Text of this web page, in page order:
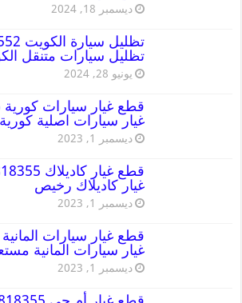
ديسمبر 18, 2024
تظليل سيارات متنقل
يونيو 28, 2024
غيار سيارات اصلية كورية
ديسمبر 1, 2023
غيار كاديلاك رخيص
ديسمبر 1, 2023
غيار سيارات المانية
ديسمبر 1, 2023